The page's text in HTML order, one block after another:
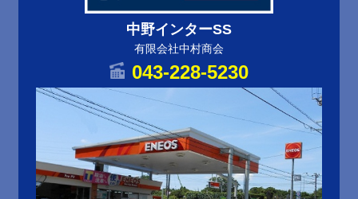
中野インターSS
有限会社中村商会
043-228-5230